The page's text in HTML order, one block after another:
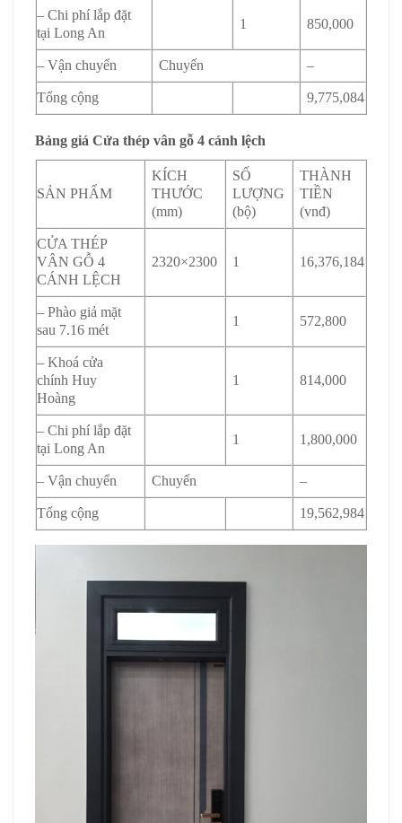
– Chi phí lắp đặt
tại Long An
1 850,000
– Vận chuyển Chuyến –
Tổng cộng 9,775,084
Bảng giá Cửa thép vân gỗ 4 cánh lệch
SẢN PHẨM
KÍCH
THƯỚC
(mm)
SỐ
LƯỢNG
(bộ)
THÀNH
TIỀN
(vnđ)
CỬA THÉP
VÂN GỖ 4
CÁNH LỆCH
2320×2300 1 16,376,184
– Phào giả mặt
sau 7.16 mét
1 572,800
– Khoá cửa
chính Huy
Hoàng
1 814,000
– Chi phí lắp đặt
tại Long An
1 1,800,000
– Vận chuyển Chuyến –
Tổng cộng 19,562,984